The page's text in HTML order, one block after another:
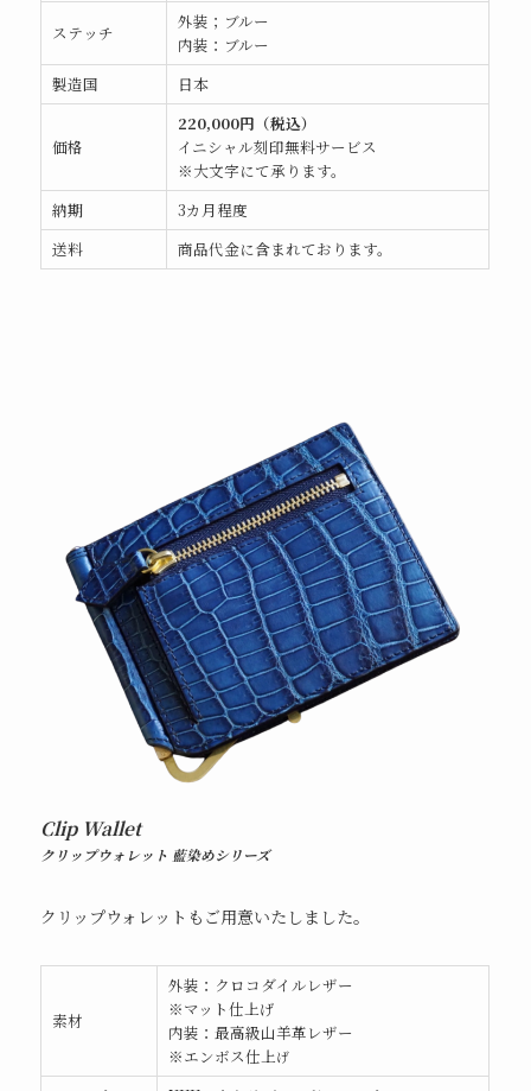
ステッチ
外装；ブルー
内装：ブルー
製造国
日本
価格
220,000円（税込）
イニシャル刻印無料サービス
※大文字にて承ります。
納期
3カ月程度
送料
商品代金に含まれております。
Clip Wallet
クリップウォレット 藍染めシリーズ
クリップウォレットもご用意いたしました。
素材
外装：クロコダイルレザー
※マット仕上げ
内装：最高級山羊革レザー
※エンボス仕上げ